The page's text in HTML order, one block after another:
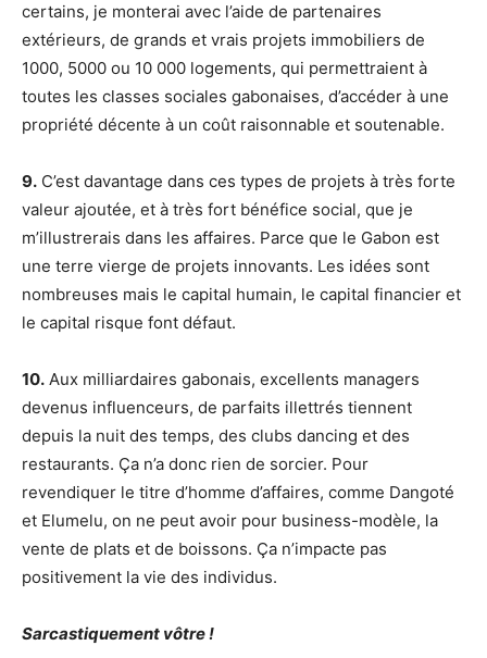
certains, je monterai avec l’aide de partenaires
extérieurs, de grands et vrais projets immobiliers de
1000, 5000 ou 10 000 logements, qui permettraient à
toutes les classes sociales gabonaises, d’accéder à une
propriété décente à un coût raisonnable et soutenable.
9. C’est davantage dans ces types de projets à très forte
valeur ajoutée, et à très fort bénéfice social, que je
m’illustrerais dans les affaires. Parce que le Gabon est
une terre vierge de projets innovants. Les idées sont
nombreuses mais le capital humain, le capital financier et
le capital risque font défaut.
10. Aux milliardaires gabonais, excellents managers
devenus influenceurs, de parfaits illettrés tiennent
depuis la nuit des temps, des clubs dancing et des
restaurants. Ça n’a donc rien de sorcier. Pour
revendiquer le titre d’homme d’affaires, comme Dangoté
et Elumelu, on ne peut avoir pour business-modèle, la
vente de plats et de boissons. Ça n’impacte pas
positivement la vie des individus.
Sarcastiquement vôtre !